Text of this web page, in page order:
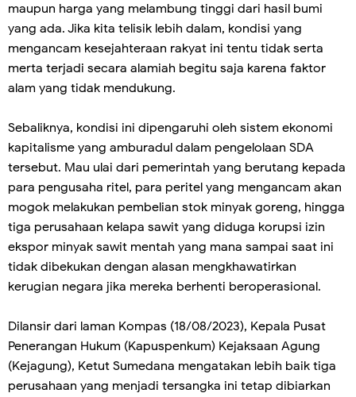
maupun harga yang melambung tinggi dari hasil bumi
yang ada. Jika kita telisik lebih dalam, kondisi yang
mengancam kesejahteraan rakyat ini tentu tidak serta
merta terjadi secara alamiah begitu saja karena faktor
alam yang tidak mendukung.
Sebaliknya, kondisi ini dipengaruhi oleh sistem ekonomi
kapitalisme yang amburadul dalam pengelolaan SDA
tersebut. Mau ulai dari pemerintah yang berutang kepada
para pengusaha ritel, para peritel yang mengancam akan
mogok melakukan pembelian stok minyak goreng, hingga
tiga perusahaan kelapa sawit yang diduga korupsi izin
ekspor minyak sawit mentah yang mana sampai saat ini
tidak dibekukan dengan alasan mengkhawatirkan
kerugian negara jika mereka berhenti beroperasional.
Dilansir dari laman Kompas (18/08/2023), Kepala Pusat
Penerangan Hukum (Kapuspenkum) Kejaksaan Agung
(Kejagung), Ketut Sumedana mengatakan lebih baik tiga
perusahaan yang menjadi tersangka ini tetap dibiarkan